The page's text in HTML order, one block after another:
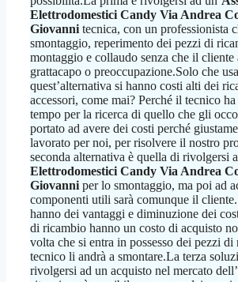
Elettrodomestici Candy Via Andrea
Giovanni tecnica, con un professionista
smontaggio, reperimento dei pezzi di
montaggio e collaudo senza che il cliente
grattacapo o preoccupazione.Solo che
quest’alternativa si hanno costi alti dei
accessori, come mai? Perché il tecnico
tempo per la ricerca di quello che gli
portato ad avere dei costi perché
lavorato per noi, per risolvere il nostro
seconda alternativa è quella di rivolgersi
Elettrodomestici Candy Via Andrea
Giovanni per lo smontaggio, ma poi ad
componenti utili sarà comunque il
hanno dei vantaggi e diminuzione dei
di ricambio hanno un costo di acquisto
volta che si entra in possesso dei pezzi
tecnico li andrà a smontare.La terza
rivolgersi ad un acquisto nel mercato